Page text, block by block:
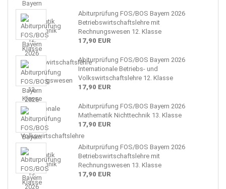
Abiturprüfung FOS/BOS Bayern 2026
Betriebswirtschaftslehre mit
Rechnungswesen 12. Klasse
17,90 EUR
Abiturprüfung FOS/BOS Bayern 2026
Internationale Betriebs- und
Volkswirtschaftslehre 12. Klasse
17,90 EUR
Abiturprüfung FOS/BOS Bayern 2026
Mathematik Nichttechnik 13. Klasse
17,90 EUR
Abiturprüfung FOS/BOS Bayern 2026
Betriebswirtschaftslehre mit
Rechnungswesen 13. Klasse
17,90 EUR